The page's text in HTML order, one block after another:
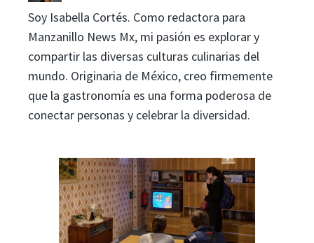
Soy Isabella Cortés. Como redactora para
Manzanillo News Mx, mi pasión es explorar y
compartir las diversas culturas culinarias del
mundo. Originaria de México, creo firmemente
que la gastronomía es una forma poderosa de
conectar personas y celebrar la diversidad.